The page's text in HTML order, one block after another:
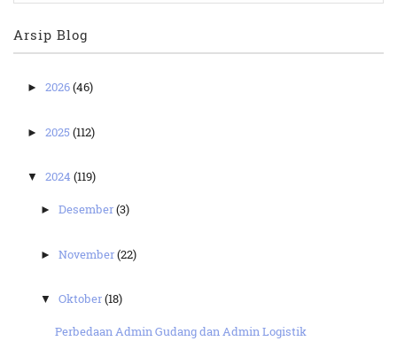
Arsip Blog
► 2026(46)
► 2025 (112)
▼ 2024 (119)
►Desember(3)
►November(22)
▼Oktober(18)
Perbedaan Admin Gudang dan Admin Logistik